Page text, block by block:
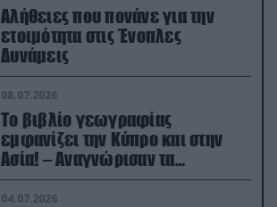
Αλήθειες που πονάνε για την
ετοιμότητα στις Ένοπλες
Δυνάμεις
08.07.2026
Το βιβλίο γεωγραφίας
εμφανίζει την Κύπρο και στην
Ασία! – Αναγνώρισαν τα
κατεχόμενα; (φωτο)
04.07.2026